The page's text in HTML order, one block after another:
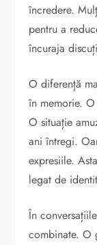
încredere.
pentru a
încuraja
O diferență
în memorie.
O situație
ani întregi.
expresiile.
legat de
În
combinate. O